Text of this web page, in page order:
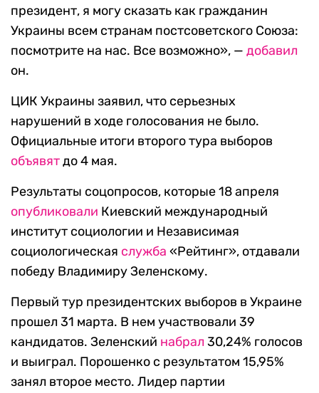
президент, я могу сказать как гражданин
Украины всем странам постсоветского Союза:
посмотрите на нас. Все возможно», — добавил
он.
ЦИК Украины заявил, что серьезных
нарушений в ходе голосования не было.
Официальные итоги второго тура выборов
объявятдо 4 мая.
Результаты соцопросов, которые 18 апреля
опубликовали Киевский международный
институт социологии и Независимая
социологическая служба «Рейтинг», отдавали
победу Владимиру Зеленскому.
Первый тур президентских выборов в Украине
прошел 31 марта. В нем участвовали 39
кандидатов. Зеленский набрал 30,24% голосов
и выиграл. Порошенко с результатом 15,95%
занял второе место. Лидер партии